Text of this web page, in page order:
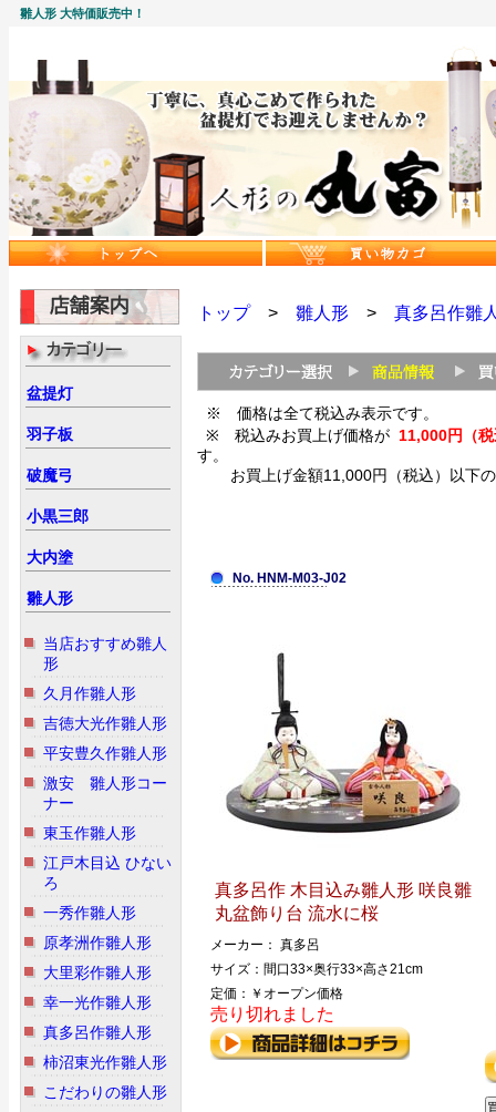
雛人形 大特価販売中！
盆提灯
羽子板
破魔弓
小黒三郎
大内塗
雛人形
当店おすすめ雛人
形
久月作雛人形
吉徳大光作雛人形
平安豊久作雛人形
激安 雛人形コー
ナー
東玉作雛人形
江戸木目込 ひない
ろ
一秀作雛人形
原孝洲作雛人形
大里彩作雛人形
幸一光作雛人形
真多呂作雛人形
柿沼東光作雛人形
こだわりの雛人形
トップ> 雛人形> 真多呂作雛
※ 価格は全て税込み表示です。
※ 税込みお買上げ価格が 11,000円（
す。
お買上げ金額11,000円（税込）以下
No. HNM-M03-J02
真多呂作 木目込み雛人形 咲良雛
丸盆飾り台 流水に桜
メーカー： 真多呂
サイズ：間口33×奥行33×高さ21cm
定価：￥オープン価格
売り切れました